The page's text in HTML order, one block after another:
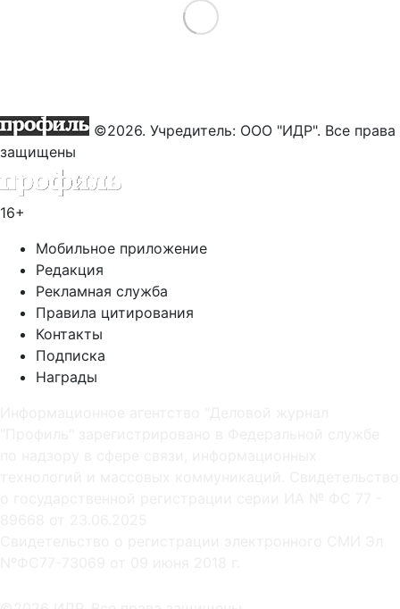
Load More
©2026. Учредитель: ООО "ИДР". Все права
защищены
16+
Мобильное приложение
Редакция
Рекламная служба
Правила цитирования
Контакты
Подписка
Награды